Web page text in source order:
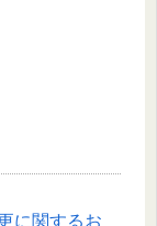
に関するお